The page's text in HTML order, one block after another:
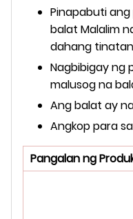
Pinapabuti
balat Malalim
dahang
Nagbibigay ng
malusog na
Ang balat ay
Angkop para
Pangalan ng